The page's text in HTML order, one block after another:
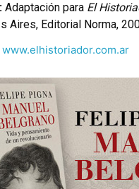
Adaptación para El
Aires, Editorial Norma,
www.elhistoriador.com.ar